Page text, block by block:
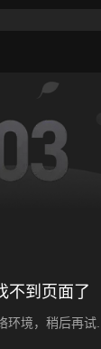
不到页面了
环境，稍后再试...